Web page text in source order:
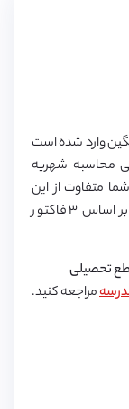
وارد شده است
محاسبه شهریه
متفاوت از این
مبلغ باشد. توجه داشته باشید شهریه مدارس بر اساس ۳ فاکتور
تحصیلی
مراجعه کنید.